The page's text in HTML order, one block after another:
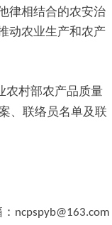
律相结合的农安治
动农业生产和农产
农村部农产品质量
、联络员名单及联
ncpspyb@163.com